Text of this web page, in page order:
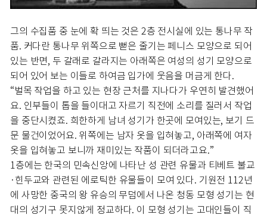
그의 수집품 중 눈에 확 띄는 것은 2층 전시실에 있는 통나무 작
품. 커다란 통나무 위쪽으로 뻗은 줄기는 페니스 모양으로 되어
있는 반면, 두 갈래로 갈라지는 아래쪽은 여성의 성기 모양으로
되어 있어 보는 이들로 하여금 입가에 웃음을 머금게 한다.
“벌목 작업을 하고 있는 현장 근처를 지나다가 우연히 발견했어
요. 인부들이 톱을 들이대고 자르기 직전에 소리를 질러서 작업
을 중단시켰죠. 희한하게 남녀 성기가 한곳에 모여있는, 보기 드
문 물건이었어요. 위쪽에는 남자 옷을 입혀놓고, 아래쪽에 여자
옷을 입혀놓고 보니까 재미있는 작품이 되더라고요.”
1층에는 한국의 민속신앙에 나타난 성 관련 유물과 티베트 불교
·힌두교와 관련된 에로틱한 유물들이 모여 있다. 기원전 112년
에 사망한 중국의 왕 유승의 무덤에서 나온 청동 모형 성기는 현
대의 성기구 못지않게 정교하다. 이 모형 성기는 고대인들이 직